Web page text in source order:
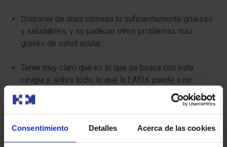
Consentimiento Detalles Acerca de las cookies
Disponer de unas córneas lo suficientemente gruesas
y saludables, y no padecer otros problemas más
graves de salud ocular.
Tener muy claro qué es lo que se busca con esta
cirugía y, sobre todo, lo que la LASIK puede o no
puede hacer en cada caso concreto.
El efecto de la cirugía LASIK, ¿dura para
siempre?